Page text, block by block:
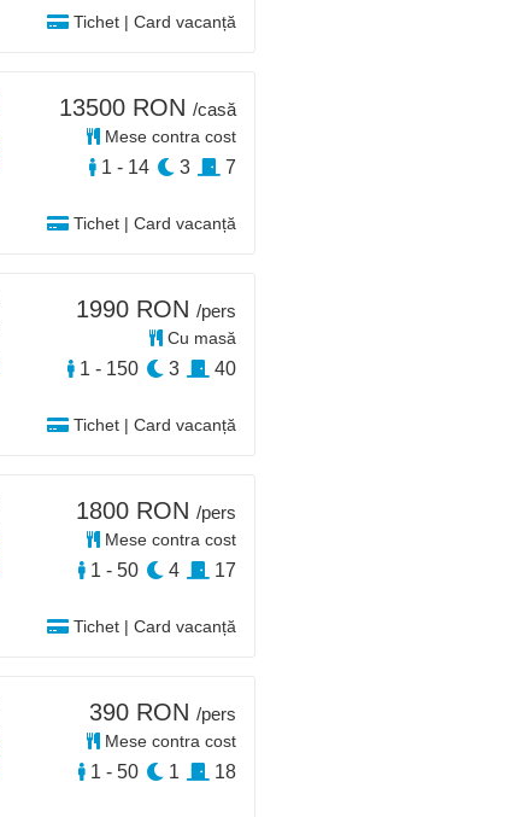
Tichet | Card vacanță
Tichet | Card vacanță
13500 RON /casă
Mese contra cost
1 - 14 3 7
Tichet | Card vacanță
1990 RON /pers
Cu masă
1 - 150 3 40
Tichet | Card vacanță
1800 RON /pers
Mese contra cost
1 - 50 4 17
390 RON /pers
Mese contra cost
1 - 50 1 18